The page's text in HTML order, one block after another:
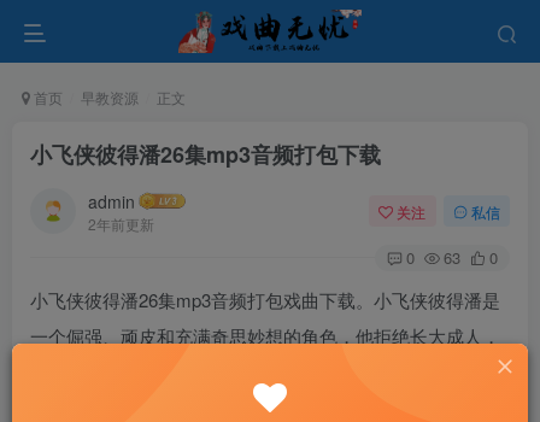
首页 早教资源 正文
小飞侠彼得潘26集mp3音频打包下载
admin
2年前更新
关注 私信
0 63 0
小飞侠彼得潘26集mp3音频打包戏曲下载。小飞侠彼得潘是
一个倔强、顽皮和充满奇思妙想的角色，他拒绝长大成人，
永远停留在童年时光中。他拥有一双神奇的翅膀、悬浮的能
力和仙尘，这些能力使他能够飞翔在梦幻岛的天空中，探索